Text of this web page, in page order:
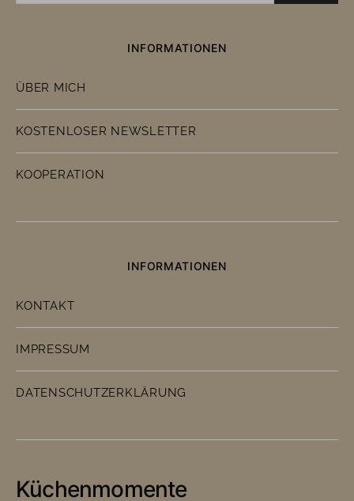
INFORMATIONEN
ÜBER MICH
KOSTENLOSER NEWSLETTER
KOOPERATION
INFORMATIONEN
KONTAKT
IMPRESSUM
DATENSCHUTZERKLÄRUNG
Küchenmomente